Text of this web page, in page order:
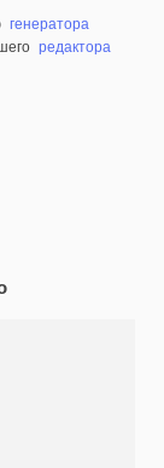
генератора
редактора